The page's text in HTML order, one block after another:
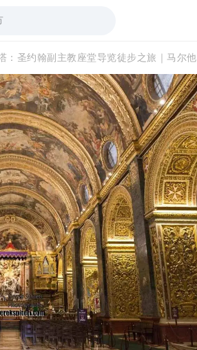
：圣约翰副主教座堂导览徒步之旅｜马尔他